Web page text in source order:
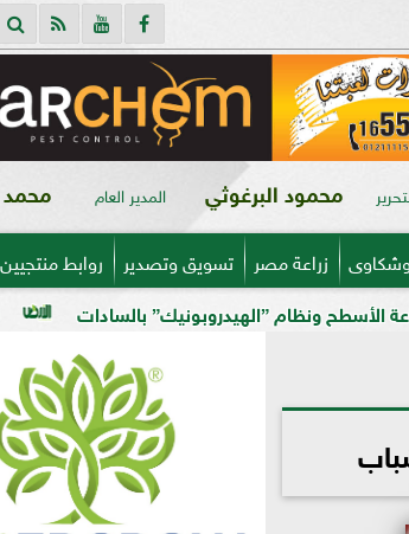
محمود البرغوثي المدير العام
زراعة مصر تسويق وتصدير روابط منتجيين
أسعار الفراخ بالسادات